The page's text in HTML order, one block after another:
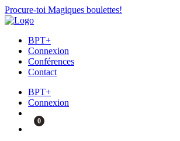
Procure-toi Magiques boulettes!
BPT+
Connexion
Conférences
Contact
BPT+
Connexion
0